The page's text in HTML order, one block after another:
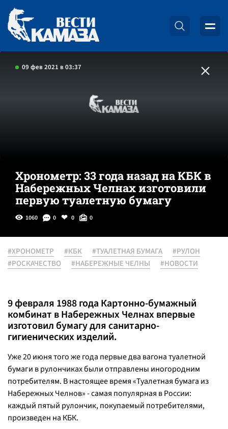
09 фев 2021 в 03:37
Хронометр: 33 года назад на КБК в
Набережных Челнах изготовили
первую туалетную бумагу
1060 0 0 0
#ХРОНОМЕТР #КБК #ТУАЛЕТНАЯ БУМАГА
#РУЛОН
#РОСКАЧЕСТВО
#НАБЕРЕЖНЫЕ ЧЕЛНЫ #НОВОСТИ
9 февраля 1988 года Картонно-бумажный
комбинат в Набережных Челнах впервые
изготовил бумагу для санитарно-
гигиенических изделий.
Уже 20 июня того же года первые два вагона туалетной
бумаги в рулончиках были отправлены иногородним
потребителям. В настоящее время «Туалетная бумага из
Набережных Челнов» - самая популярная в России:
каждый пятый рулончик, покупаемый потребителями,
произведен на КБК.